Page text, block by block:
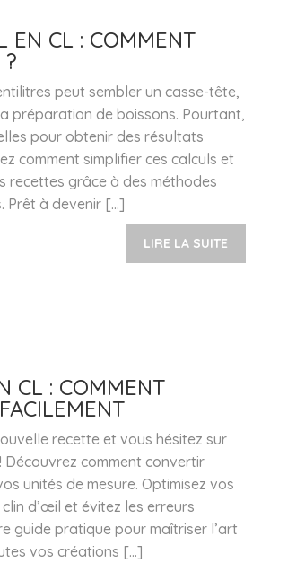
EN CL : COMMENT
?
peut sembler un casse-tête,
préparation de boissons. Pourtant,
pour obtenir des résultats
comment simplifier ces calculs et
recettes grâce à des méthodes
Prêt à devenir […]
LIRE LA SUITE
CL : COMMENT
recette et vous hésitez sur
Découvrez comment convertir
unités de mesure. Optimisez vos
d’œil et évitez les erreurs
guide pratique pour maîtriser l’art
vos créations […]